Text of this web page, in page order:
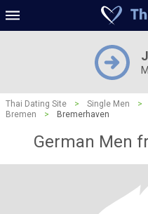
Thai Dating Site > Single Men >
Bremen
> Bremerhaven
German Men